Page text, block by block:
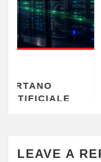
LA CELLA
LEAVE A